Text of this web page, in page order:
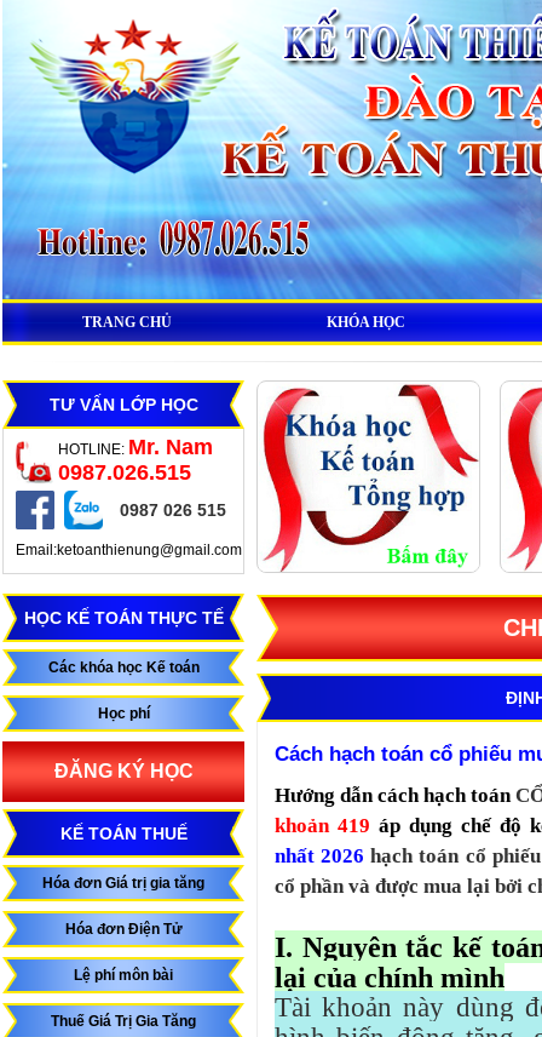
TRANG CHỦ KHÓA HỌC
TƯ VẤN LỚP HỌC
HOTLINE: Mr. Nam
0987.026.515
0987 026 515
Email:ketoanthienung@gmail.com
HỌC KẾ TOÁN THỰC TẾ
Các khóa học Kế toán
Học phí
ĐĂNG KÝ HỌC
KẾ TOÁN THUẾ
Hóa đơn Giá trị gia tăng
Hóa đơn Điện Tử
Lệ phí môn bài
Thuế Giá Trị Gia Tăng
Cách hạch toán cổ phiếu
Hướng dẫn cách hạch toán
khoản 419 áp dụng chế độ
nhất 2026hạch toán cổ
cổ phần và được mua lại bởi
I. Nguyên tắc kế
lại của chính mình
Tài khoản này dùng